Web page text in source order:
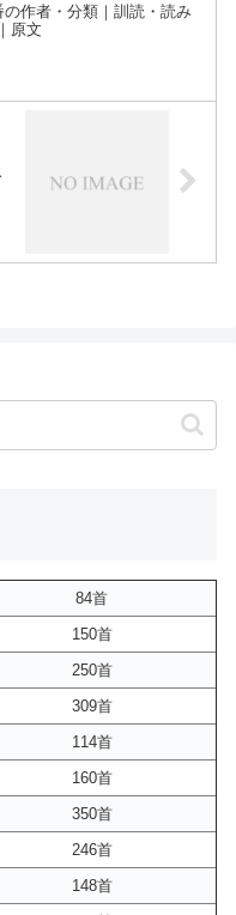
の作者・分類｜訓読・読み
原文
84首
150首
250首
309首
114首
160首
350首
246首
148首